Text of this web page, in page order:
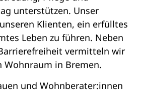
unterstützen. Unser
Klienten, ein erfülltes
Leben zu führen. Neben
vermitteln wir
in Bremen.
und Wohnberater:innen